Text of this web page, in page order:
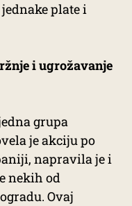
plate i
i ugrožavanje
grupa
je akciju po
napravila je i
nekih od
Ovaj